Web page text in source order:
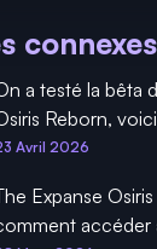
connexes
a testé la bêta
Reborn,
Avril 2026
Expanse
accéder